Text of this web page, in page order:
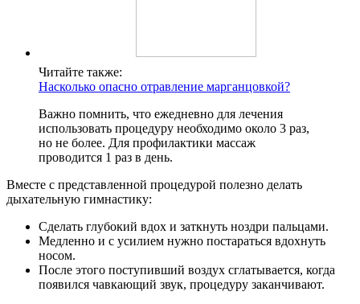
Читайте также:
Насколько опасно отравление марганцовкой?
Важно помнить, что ежедневно для лечения
использовать процедуру необходимо около 3 раз,
но не более. Для профилактики массаж
проводится 1 раз в день.
Вместе с представленной процедурой полезно делать
дыхательную гимнастику:
Сделать глубокий вдох и заткнуть ноздри пальцами.
Медленно и с усилием нужно постараться вдохнуть
носом.
После этого поступивший воздух сглатывается, когда
появился чавкающий звук, процедуру заканчивают.